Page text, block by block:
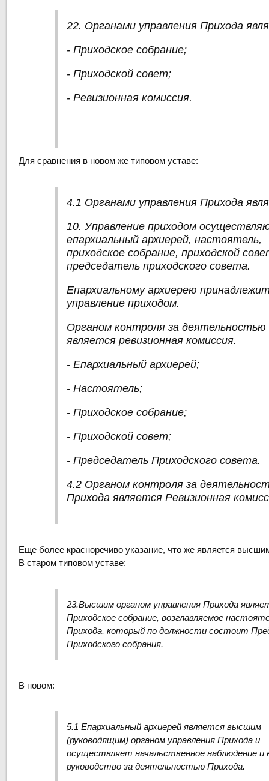
22. Органами управления Прихода
- Приходское собрание;
- Приходской совет;
- Ревизионная комиссия.
Для сравнения в новом же типовом уставе:
4.1 Органами управления Прихода
10. Управление приходом
епархиальный архиерей, настоятель,
приходское собрание, приходской
председатель приходского совета.
Епархиальному архиерею
управление приходом.
Органом контроля за деятельностью
является ревизионная комиссия.
-Епархиальный архиерей;
-Настоятель;
- Приходское собрание;
- Приходской совет;
-Председатель Приходского совета.
4.2 Органом контроля за
Прихода является Ревизионная
Еще более красноречиво указание, что же является
В старом типовом уставе:
23.Высшим органом управления Прихода
Приходское собрание, возглавляемое
Прихода, который по должности состоит
Приходского собрания.
В новом:
5.1 Епархиальный архиерей является высшим
(руководящим) органом управления Прихода и
осуществляет начальственное наблюдение и
руководство за деятельностью Прихода.